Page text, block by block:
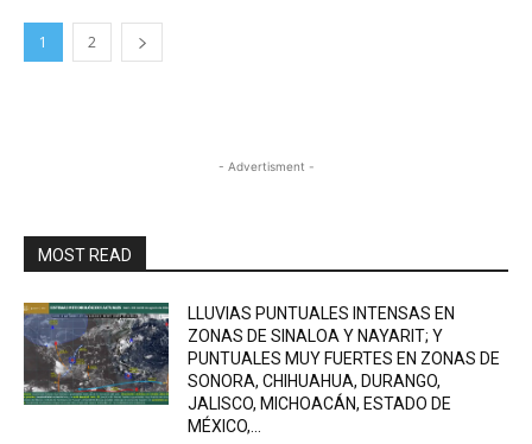
1 2
- Advertisment -
MOST READ
LLUVIAS PUNTUALES INTENSAS EN
ZONAS DE SINALOA Y NAYARIT; Y
PUNTUALES MUY FUERTES EN ZONAS DE
SONORA, CHIHUAHUA, DURANGO,
JALISCO, MICHOACÁN, ESTADO DE
MÉXICO,...